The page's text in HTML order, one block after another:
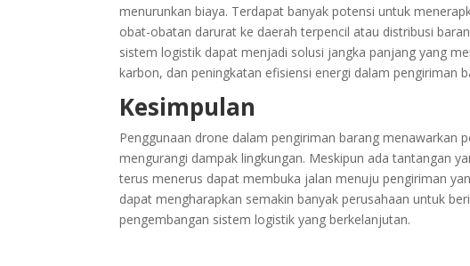
menurunkan biaya. Terdapat banyak potensi untuk
obat-obatan darurat ke daerah terpencil atau distribusi
sistem logistik dapat menjadi solusi jangka panjang yang
karbon, dan peningkatan efisiensi energi dalam pengiriman
Kesimpulan
Penggunaan drone dalam pengiriman barang menawarkan
mengurangi dampak lingkungan. Meskipun ada tantangan
terus menerus dapat membuka jalan menuju pengiriman
dapat mengharapkan semakin banyak perusahaan untuk
pengembangan sistem logistik yang berkelanjutan.